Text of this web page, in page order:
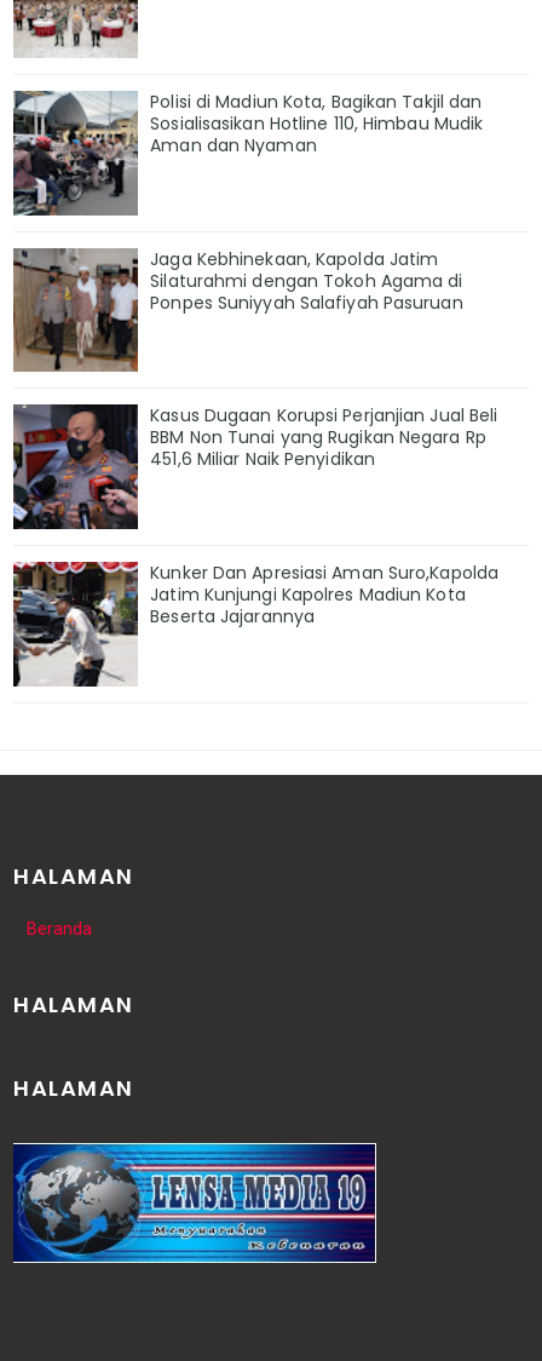
Polisi di Madiun Kota, Bagikan Takjil dan
Sosialisasikan Hotline 110, Himbau Mudik
Aman dan Nyaman
Jaga Kebhinekaan, Kapolda Jatim
Silaturahmi dengan Tokoh Agama di
Ponpes Suniyyah Salafiyah Pasuruan
Kasus Dugaan Korupsi Perjanjian Jual Beli
BBM Non Tunai yang Rugikan Negara Rp
451,6 Miliar Naik Penyidikan
Kunker Dan Apresiasi Aman Suro,Kapolda
Jatim Kunjungi Kapolres Madiun Kota
Beserta Jajarannya
HALAMAN
Beranda
HALAMAN
HALAMAN